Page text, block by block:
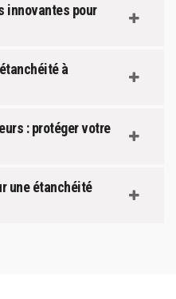
innovantes pour
à
: protéger votre
une étanchéité